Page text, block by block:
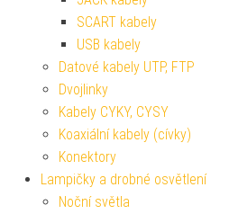
SCART kabely
USB kabely
Datové kabely UTP, FTP
Dvojlinky
Kabely CYKY, CYSY
Koaxiální kabely (cívky)
Konektory
Lampičky a drobné osvětlení
Noční světla